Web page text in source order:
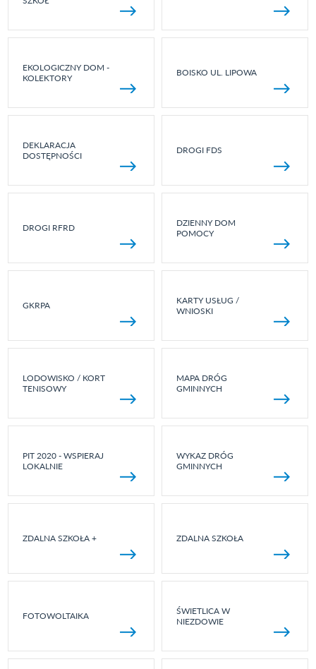
EKOLOGICZNY DOM -
KOLEKTORY
BOISKO UL. LIPOWA
DEKLARACJA
DOSTĘPNOŚCI
DROGI FDS
DROGI RFRD
DZIENNY DOM
POMOCY
GKRPA
KARTY USŁUG /
WNIOSKI
LODOWISKO / KORT
TENISOWY
MAPA DRÓG
GMINNYCH
PIT 2020 - WSPIERAJ
LOKALNIE
WYKAZ DRÓG
GMINNYCH
ZDALNA SZKOŁA + ZDALNA SZKOŁA
FOTOWOLTAIKA
ŚWIETLICA W
NIEZDOWIE